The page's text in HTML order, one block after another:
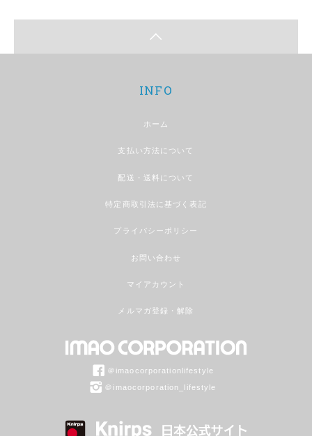
INFO
ホーム
支払い方法について
配送・送料について
特定商取引法に基づく表記
プライバシーポリシー
お問い合わせ
マイアカウント
メルマガ登録・解除
＠imaocorporationlifestyle
＠imaocorporation_lifestyle